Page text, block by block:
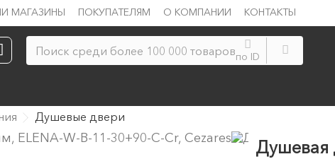
МАГАЗИНЫ ПОКУПАТЕЛЯМ О КОМПАНИИ КОНТАКТЫ
по ID
Душевые двери
Душевая